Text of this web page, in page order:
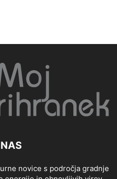
novice s področja gradnje